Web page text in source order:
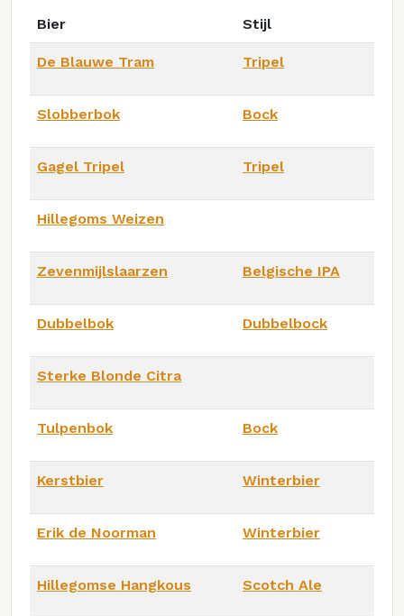
Bier Stijl
De Blauwe Tram Tripel
Slobberbok Bock
Gagel Tripel Tripel
Hillegoms Weizen
Zevenmijlslaarzen Belgische IPA
Dubbelbok Dubbelbock
Sterke Blonde Citra
Tulpenbok Bock
Kerstbier Winterbier
Erik de Noorman Winterbier
Hillegomse Hangkous Scotch Ale